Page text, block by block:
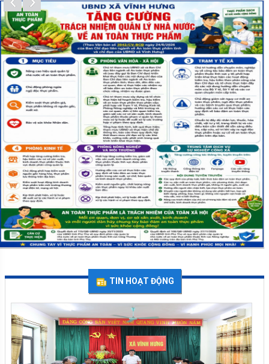
TIN HOẠT ĐỘNG